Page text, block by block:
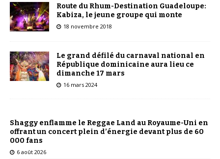
Route du Rhum-Destination Guadeloupe:
Kabiza, le jeune groupe qui monte
18 novembre 2018
Le grand défilé du carnaval national en
République dominicaine aura lieu ce
dimanche 17 mars
16 mars 2024
Shaggy enflamme le Reggae Land au Royaume-Uni en
offrant un concert plein d’énergie devant plus de 60
000 fans
6 août 2026